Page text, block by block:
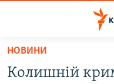
Перейти
основного
НОВИНИ
Колишній